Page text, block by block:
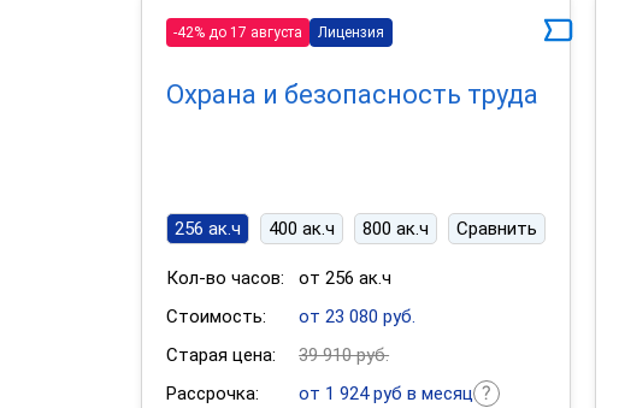
-42% до 17 августа Лицензия
Охрана и безопасность труда
256 ак.ч 400 ак.ч 800 ак.ч Сравнить
Кол-во часов:
от 256 ак.ч
Стоимость:
от 23 080 руб.
Старая цена:
39 910 руб.
Рассрочка:
от 1 924 руб в месяц